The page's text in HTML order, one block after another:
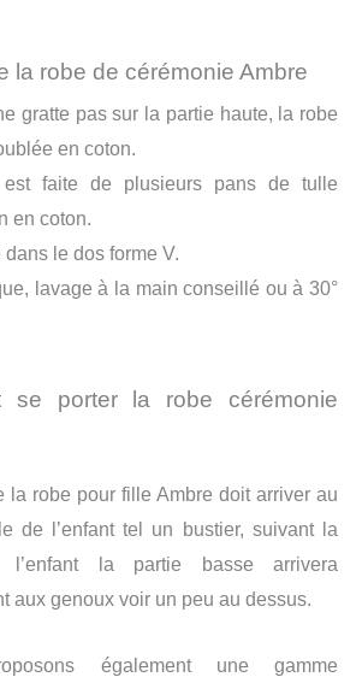
la robe de cérémonie Ambre
gratte pas sur la partie haute, la robe
en coton.
faite de plusieurs pans de tulle
en coton.
le dos forme V.
lavage à la main conseillé ou à 30°
se porter la robe cérémonie
la robe pour fille Ambre doit arriver au
de l’enfant tel un bustier, suivant la
l’enfant la partie basse arrivera
aux genoux voir un peu au dessus.
également une gamme